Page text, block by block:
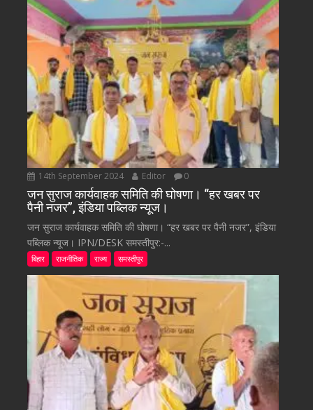
14th September 2024 Editor 0
जन सुराज कार्यवाहक समिति की घोषणा। “हर खबर पर
पैनी नजर”, इंडिया पब्लिक न्यूज।
जन सुराज कार्यवाहक समिति की घोषणा। “हर खबर पर पैनी नजर”, इंडिया
पब्लिक न्यूज। IPN/DESK समस्तीपुर:-...
बिहार राजनीतिक राज्य समस्तीपुर